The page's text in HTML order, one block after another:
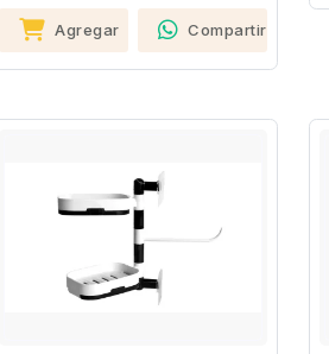
Agregar Compartir